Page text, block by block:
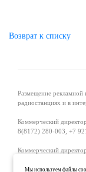
Возврат к списку
Размещение рекламной
радиостанциях и в
Коммерческий
8(8172) 280-003, +7
Коммерческий
Мы используем файлы